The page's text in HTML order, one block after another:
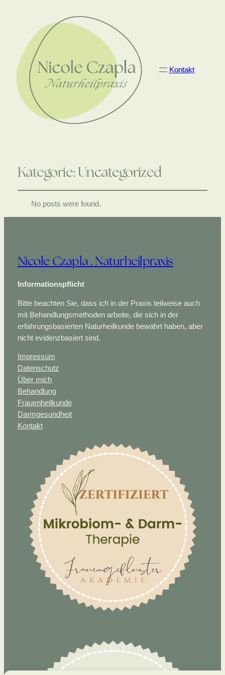
Kontakt
Kategorie: Uncategorized
No posts were found.
Nicole Czapla . Naturheilpraxis
Informationspflicht
Bitte beachten Sie, dass ich in der Praxis teilweise auch
mit Behandlungsmethoden arbeite, die sich in der
erfahrungsbasierten Naturheilkunde bewährt haben, aber
nicht evidenzbasiert sind.
Impressum
Datenschutz
Über mich
Behandlung
Frauenheilkunde
Darmgesundheit
Kontakt